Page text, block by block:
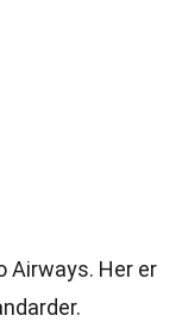
Airways. Her er